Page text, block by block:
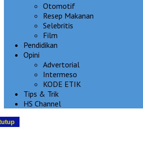
Otomotif
Resep Makanan
Selebritis
Film
Pendidikan
Opini
Advertorial
Intermeso
KODE ETIK
Tips & Trik
HS Channel